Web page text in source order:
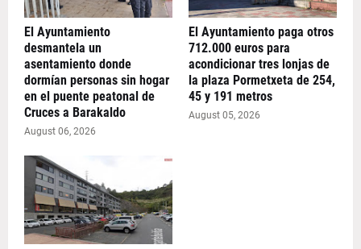
El Ayuntamiento
desmantela un
asentamiento donde
dormían personas sin hogar
en el puente peatonal de
Cruces a Barakaldo
August 06, 2026
El Ayuntamiento paga otros
712.000 euros para
acondicionar tres lonjas de
la plaza Pormetxeta de 254,
45 y 191 metros
August 05, 2026